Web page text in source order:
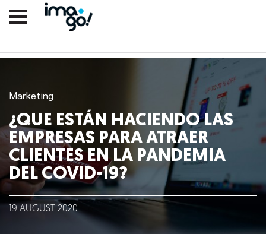
Nosotros
Marketing
¿QUE ESTÁN HACIENDO LAS
EMPRESAS PARA ATRAER
CLIENTES EN LA PANDEMIA
DEL COVID-19?
19 AUGUST 2020